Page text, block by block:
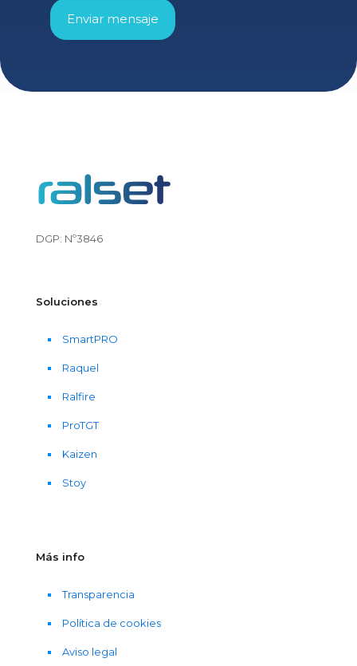
DGP: Nº3846
Soluciones
SmartPRO
Raquel
Ralfire
ProTGT
Kaizen
Stoy
Más info
Transparencia
Política de cookies
Aviso legal